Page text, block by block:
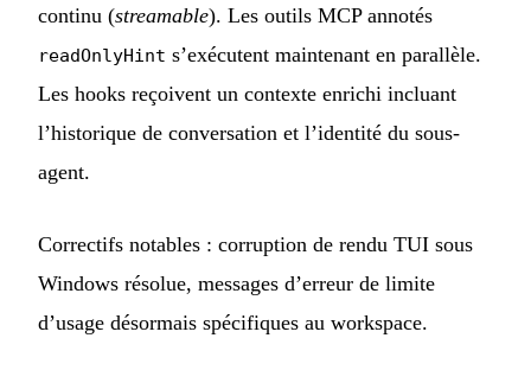
continu (streamable). Les outils MCP annotés
readOnlyHint s’exécutent maintenant en parallèle.
Les hooks reçoivent un contexte enrichi incluant
l’historique de conversation et l’identité du sous-
agent.
Correctifs notables : corruption de rendu TUI sous
Windows résolue, messages d’erreur de limite
d’usage désormais spécifiques au workspace.